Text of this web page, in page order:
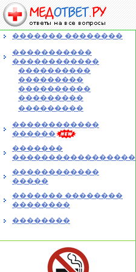
������� ��������
�����������
������������
����������
���������
����������
���������
���������
������������
������
�������
�����������������
������������
�����
������� ��������
��������
��������